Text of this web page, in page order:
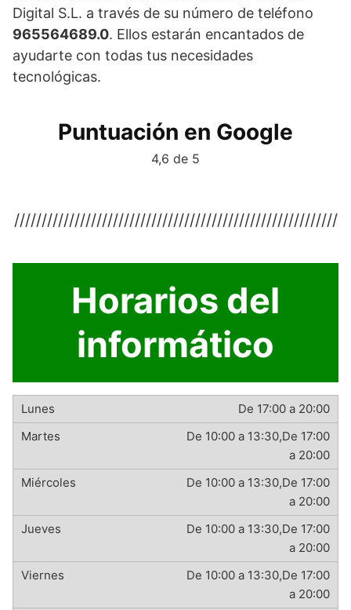
Digital S.L. a través de su número de teléfono
965564689.0. Ellos estarán encantados de
ayudarte con todas tus necesidades
tecnológicas.
Puntuación en Google
4,6 de 5
///////////////////////////////////////////////////////////
Horarios del
informático
De 17:00 a 20:00
De 10:00 a 13:30,De 17:00
a 20:00
De 10:00 a 13:30,De 17:00
a 20:00
De 10:00 a 13:30,De 17:00
a 20:00
De 10:00 a 13:30,De 17:00
a 20:00